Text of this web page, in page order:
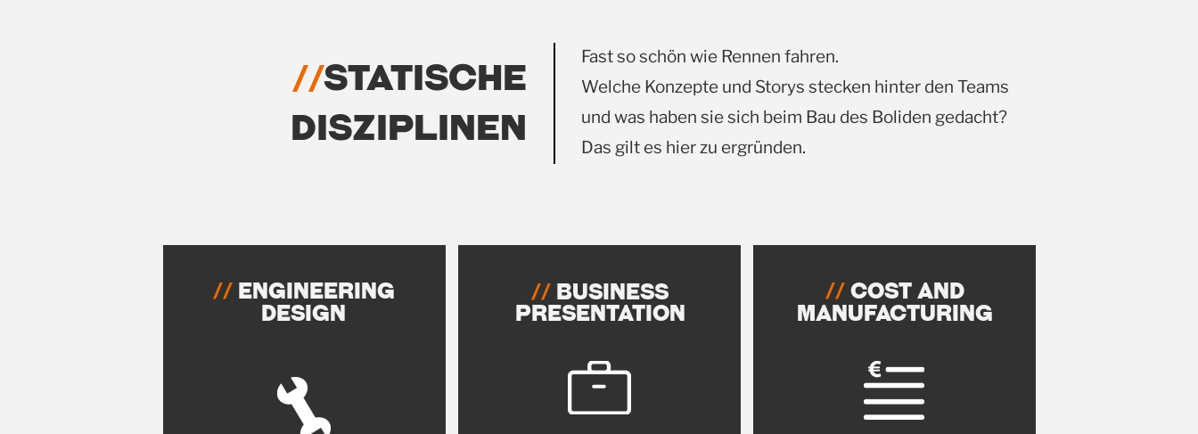
//STATISCHE
DISZIPLINEN
Fast so schön wie Rennen fahren.
Welche Konzepte und Storys stecken hinter den Teams
und was haben sie sich beim Bau des Boliden gedacht?
Das gilt es hier zu ergründen.
//Engineering
Design
// BUSINESS
Presentation
//Cost and
Manufacturing